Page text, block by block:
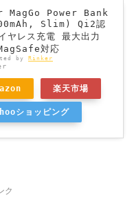
MagGo Power Bank
Slim) Qi2認
ヤレス充電 最大出力
対応
by Rinker
楽天市場
ショッピング
ク